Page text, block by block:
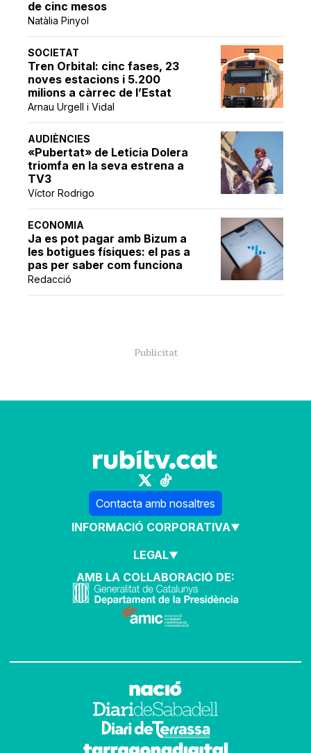
de cinc mesos
Natàlia Pinyol
SOCIETAT
Tren Orbital: cinc fases, 23
noves estacions i 5.200
milions a càrrec de l’Estat
Arnau Urgell i Vidal
AUDIÈNCIES
«Pubertat» de Leticia Dolera
triomfa en la seva estrena a
TV3
Víctor Rodrigo
ECONOMIA
Ja es pot pagar amb Bizum a
les botigues físiques: el pas a
pas per saber com funciona
Redacció
Contacta amb nosaltres
INFORMACIÓ CORPORATIVA
LEGAL
AMB LA COL·LABORACIÓ DE: